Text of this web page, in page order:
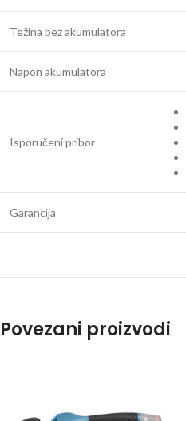
Težina bez akumulatora
Napon akumulatora
Isporučeni pribor
Garancija
Povezani proizvodi